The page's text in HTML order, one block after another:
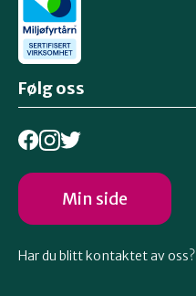
Følg oss
Min side
Har du blitt kontaktet av oss?